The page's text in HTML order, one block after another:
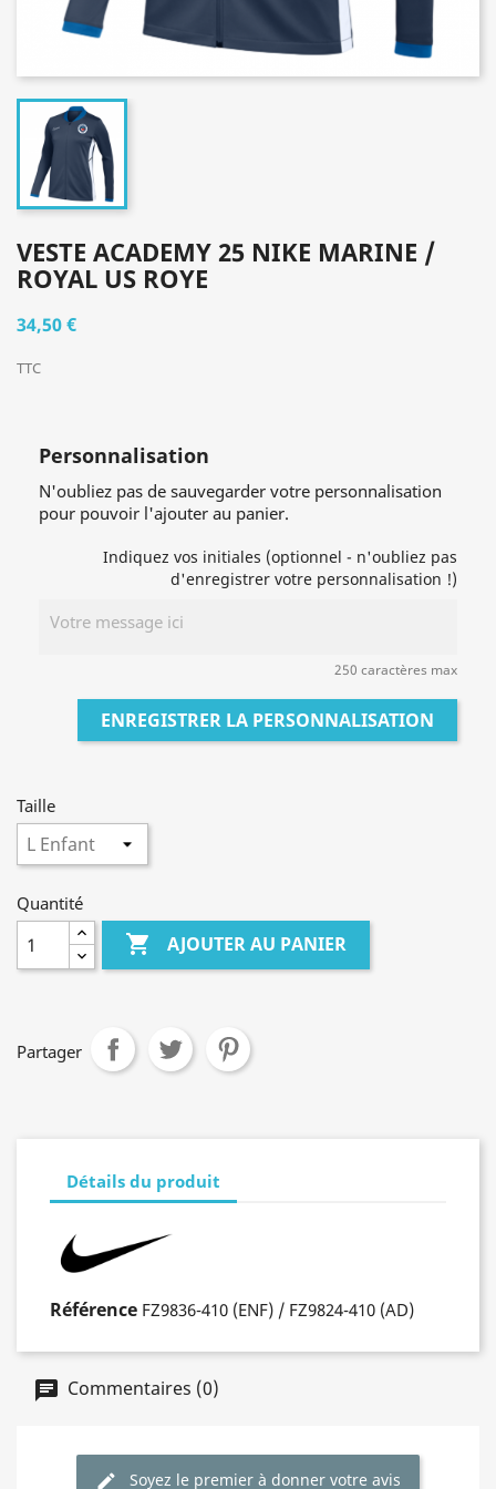
VESTE ACADEMY 25 NIKE MARINE /
ROYAL US ROYE
34,50 €
TTC
Personnalisation
N'oubliez pas de sauvegarder votre personnalisation
pour pouvoir l'ajouter au panier.
Indiquez vos initiales (optionnel - n'oubliez pas
d'enregistrer votre personnalisation !)
250 caractères max
ENREGISTRER LA PERSONNALISATION
Taille
Quantité
 AJOUTER AU PANIER
Partager
Détails du produit
Référence FZ9836-410 (ENF) / FZ9824-410 (AD)
Commentaires (0)
Soyez le premier à donner votre avis